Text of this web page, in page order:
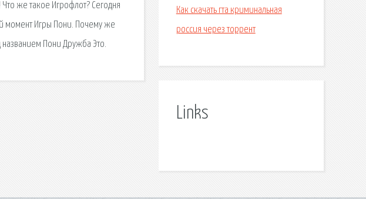
же такое Игрофлот? Сегодня
момент Игры Пони. Почему же
названием Пони Дружба Это.
Как скачать гта криминальная
россия через торрент
Links